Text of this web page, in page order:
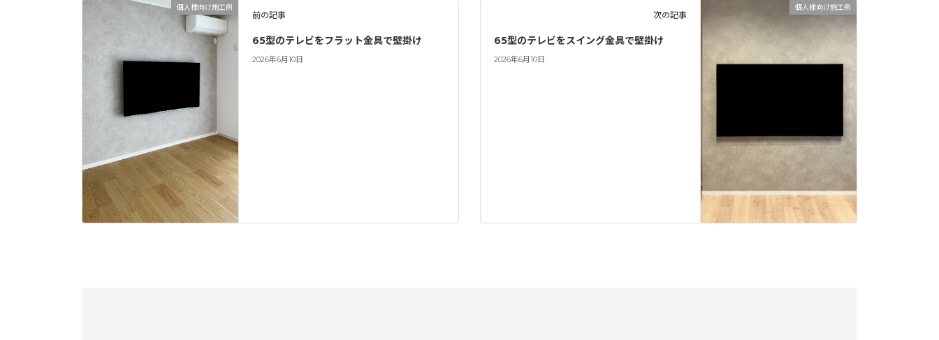
個人様向け施工例
前の記事
65型のテレビをフラット金具で壁掛け
2026年6月10日
個人様向け施工例
次の記事
65型のテレビをスイング金具で壁掛け
2026年6月10日